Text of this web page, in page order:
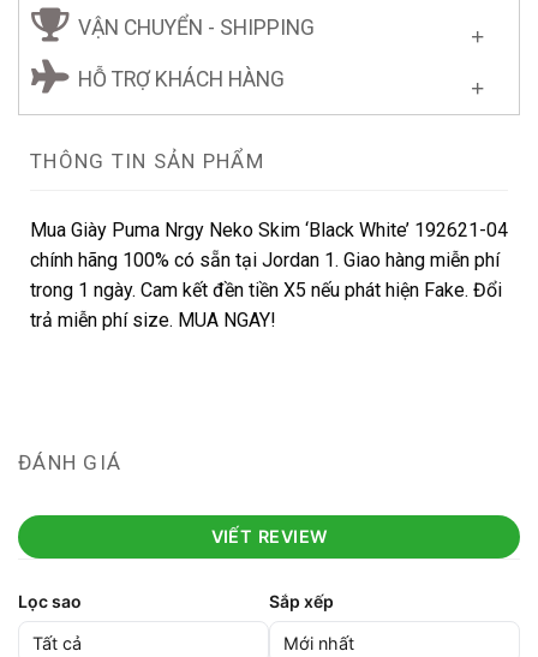
VẬN CHUYỂN - SHIPPING
HỖ TRỢ KHÁCH HÀNG
THÔNG TIN SẢN PHẨM
Mua Giày Puma Nrgy Neko Skim ‘Black White’ 192621-04
chính hãng 100% có sẵn tại Jordan 1. Giao hàng miễn phí
trong 1 ngày. Cam kết đền tiền X5 nếu phát hiện Fake. Đổi
trả miễn phí size. MUA NGAY!
ĐÁNH GIÁ
VIẾT REVIEW
Lọc sao Sắp xếp